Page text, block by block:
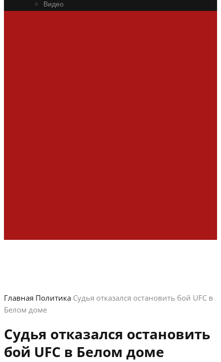
Видео
Главная Политика Судья отказался остановить бой UFC в
Белом доме
Судья отказался остановить
бой UFC в Белом доме